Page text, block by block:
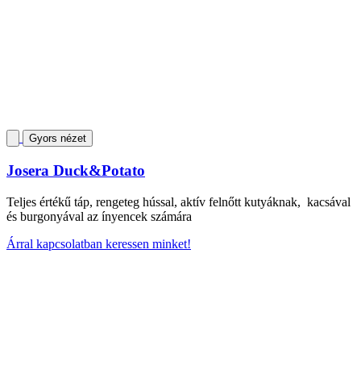
Gyors nézet
Josera Duck&Potato
Teljes értékű táp, rengeteg hússal, aktív felnőtt kutyáknak, kacsával
és burgonyával az ínyencek számára
Árral kapcsolatban keressen minket!